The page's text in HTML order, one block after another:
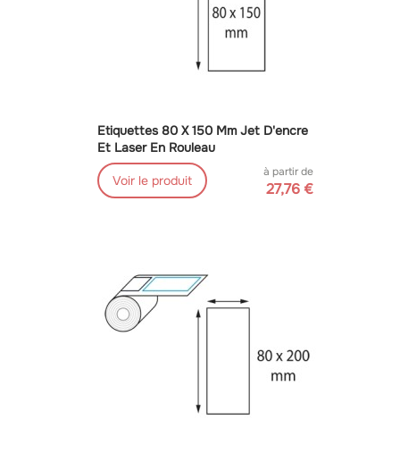
Etiquettes 80 X 150 Mm Jet D'encre
Et Laser En Rouleau
Voir le produit
à partir de
27,76 €